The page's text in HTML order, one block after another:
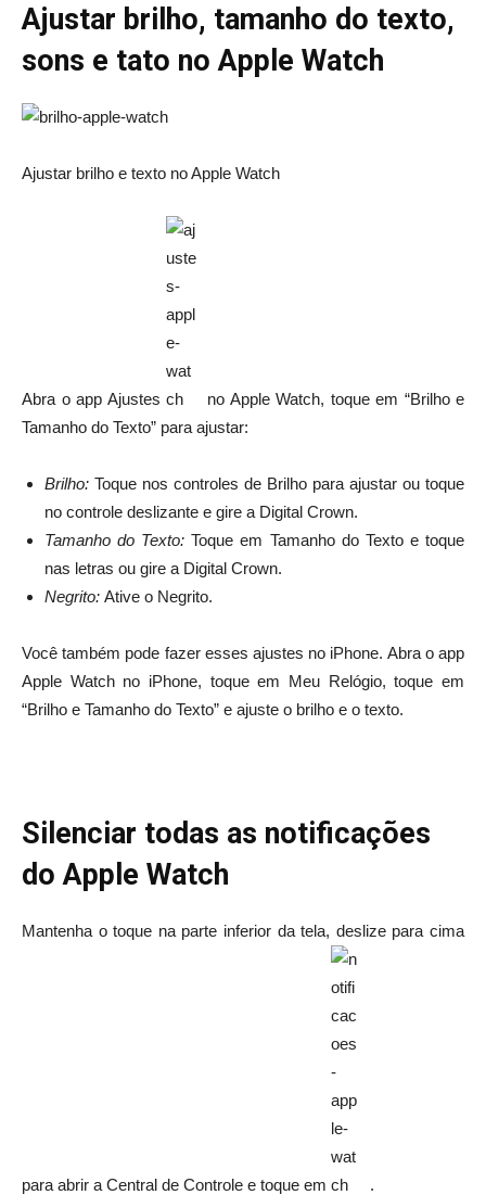
Ajustar brilho, tamanho do texto,
sons e tato no Apple Watch
Ajustar brilho e texto no Apple Watch
Abra o app Ajustes
no Apple Watch, toque em “Brilho e
Tamanho do Texto” para ajustar:
Brilho: Toque nos controles de Brilho para ajustar ou toque
no controle deslizante e gire a Digital Crown.
Tamanho do Texto:Toque em Tamanho do Texto e toque
nas letras ou gire a Digital Crown.
Negrito: Ative o Negrito.
Você também pode fazer esses ajustes no iPhone. Abra o app
Apple Watch no iPhone, toque em Meu Relógio, toque em
“Brilho e Tamanho do Texto” e ajuste o brilho e o texto.
Silenciar todas as notificações
do Apple Watch
Mantenha o toque na parte inferior da tela, deslize para cima
para abrir a Central de Controle e toque em .